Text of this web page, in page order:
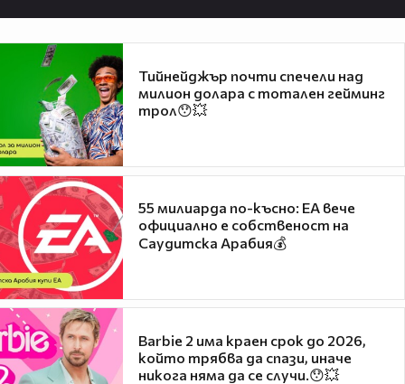
Тийнейджър почти спечели над
милион долара с тотален гейминг
трол😯💥
55 милиарда по-късно: EA вече
официално е собственост на
Саудитска Арабия💰
Barbie 2 има краен срок до 2026,
който трябва да спази, иначе
никога няма да се случи.😯💥